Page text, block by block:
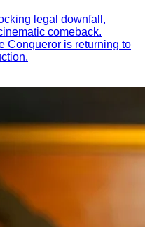
legal downfall,
comeback.
Conqueror is returning to